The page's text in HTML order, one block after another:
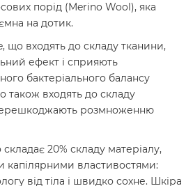
порід (Merino Wool), яка
на дотик.
що входять до складу тканини,
ефект і сприяють
бактеріального балансу
також входять до складу
розмноженню
20% складу матеріалу,
капілярними властивостями:
від тіла і швидко сохне. Шкіра